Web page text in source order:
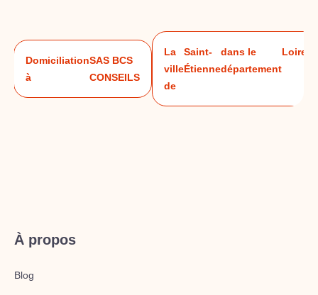
Domiciliation
à
SAS BCS
CONSEILS
La
ville
de
Saint-
Étienne
dans le
département
Loire
À propos
Blog